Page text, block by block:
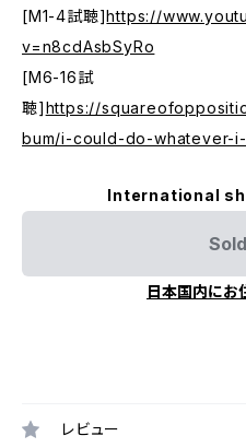
[M1-4試聴]https://
v=n8cdAsbSyRo
[M6-16試
聴]https://
bum/i-could-do-whatever-
International
日本国内にお
レビュー